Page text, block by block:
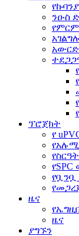
ንዑስ
አውርድ
ፕሮጀክት
የ
የSPC
የቧንቧ
ዜና
ዜና
ያግኙን